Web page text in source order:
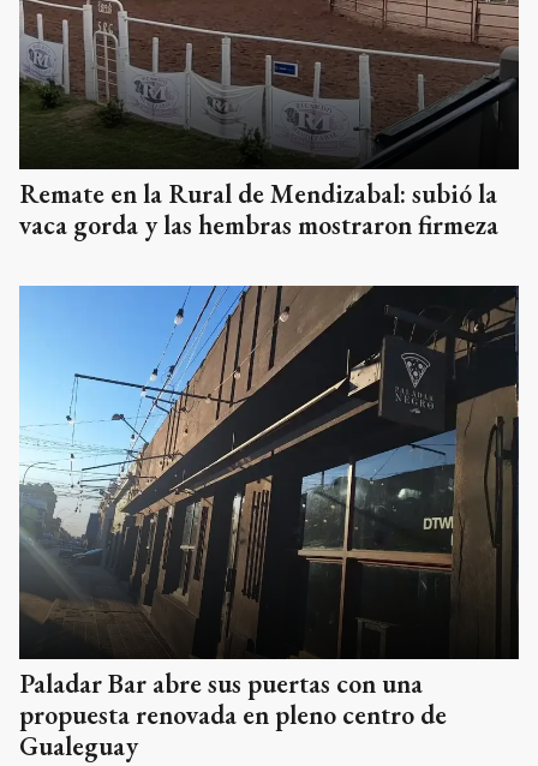
Remate en la Rural de Mendizabal: subió la
vaca gorda y las hembras mostraron firmeza
Paladar Bar abre sus puertas con una
propuesta renovada en pleno centro de
Gualeguay